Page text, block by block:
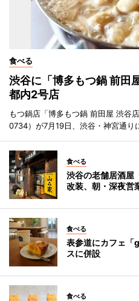
食べる
渋谷に「博多もつ鍋 前
都内2号店
もつ鍋店「博多もつ鍋 前田屋 渋谷
0734）が7月19日、渋谷・神宮通り
食べる
渋谷の老舗居酒
改装、朝・深夜営
食べる
表参道にカフェ
スに併設
食べる